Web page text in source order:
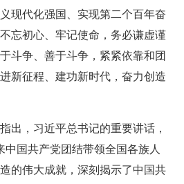
现代化强国、实现第二个百年奋
忘初心、牢记使命，务必谦虚谨
斗争、善于斗争，紧紧依靠和团
新征程、建功新时代，奋力创造
出，习近平总书记的重要讲话，
中国共产党团结带领全国各族人
的伟大成就，深刻揭示了中国共